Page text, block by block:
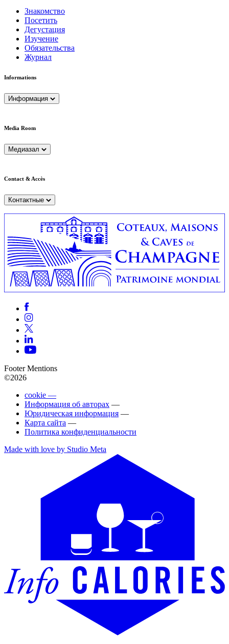
Знакомство
Посетить
Дегустация
Изучение
Обязательства
Журнал
Informations
Информация
Media Room
Медиазал
Contact & Accès
Контактные
Footer Mentions
©2026
cookie —
Информация об авторах —
Юридическая информация —
Карта сайта —
Политика конфиденциальности
Made with love by Studio Meta